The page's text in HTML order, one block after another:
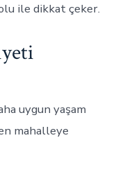
ile dikkat çeker.
uygun yaşam
mahalleye